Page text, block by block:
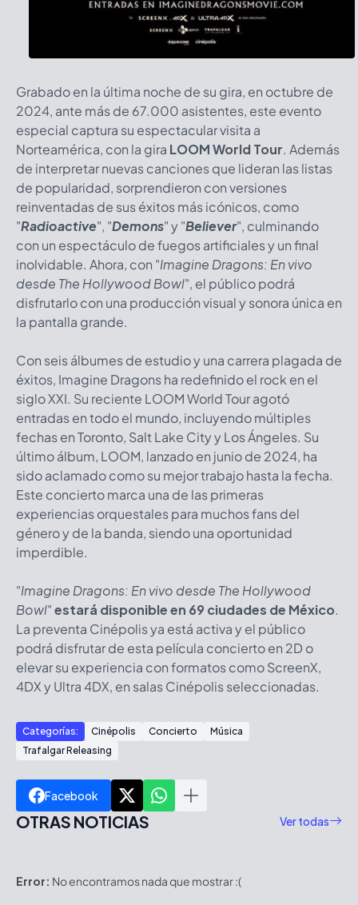
Grabado en la última noche de su gira, en octubre de
2024, ante más de 67.000 asistentes, este evento
especial captura su espectacular visita a
Norteamérica, con la gira LOOM World Tour. Además
de interpretar nuevas canciones que lideran las listas
de popularidad, sorprendieron con versiones
reinventadas de sus éxitos más icónicos, como
"Radioactive", "Demons" y "Believer", culminando
con un espectáculo de fuegos artificiales y un final
inolvidable. Ahora, con "Imagine Dragons: En vivo
desde The Hollywood Bowl", el público podrá
disfrutarlo con una producción visual y sonora única en
la pantalla grande.
Con seis álbumes de estudio y una carrera plagada de
éxitos, Imagine Dragons ha redefinido el rock en el
siglo XXI. Su reciente LOOM World Tour agotó
entradas en todo el mundo, incluyendo múltiples
fechas en Toronto, Salt Lake City y Los Ángeles. Su
último álbum, LOOM, lanzado en junio de 2024, ha
sido aclamado como su mejor trabajo hasta la fecha.
Este concierto marca una de las primeras
experiencias orquestales para muchos fans del
género y de la banda, siendo una oportunidad
imperdible.
"Imagine Dragons: En vivo desde The Hollywood
Bowl"estará disponible en 69 ciudades de México.
La preventa Cinépolis ya está activa y el público
podrá disfrutar de esta película concierto en 2D o
elevar su experiencia con formatos como ScreenX,
4DX y Ultra 4DX, en salas Cinépolis seleccionadas.
Categorías: Cinépolis Concierto
Música
Trafalgar Releasing
Facebook
OTRAS NOTICIAS Ver todas
Error: No encontramos nada que mostrar :(